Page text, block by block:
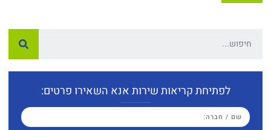
לפתיחת קריאות שירות אנא השאירו פרטים: